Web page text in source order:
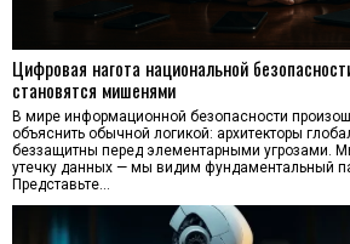
Цифровая нагота национальной
становятся мишенями
В мире информационной безопасности
объяснить обычной логикой: архитекторы
беззащитны перед элементарными угрозами.
утечку данных — мы видим фундаментальный
Представьте…